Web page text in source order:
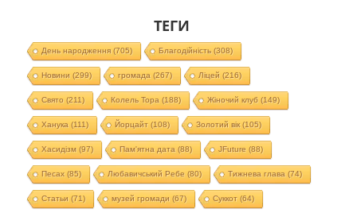
ТЕГИ
День народження(705) Благодійність (308)
Новини (299) громада (267) Ліцей (216)
Свято (211) Колель Тора (188) Жіночий клуб (149)
Ханука (111) Йорцайт (108) Золотий вік(105)
Хасидізм (97) Пам'ятна дата (88) JFuture (88)
Песах(85) Любавичський Ребе (80) Тижнева глава (74)
Статьи (71) музей громади (67) Суккот (64)